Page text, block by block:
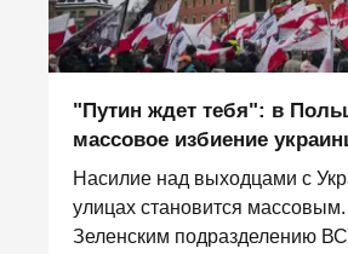
"Путин ждет тебя": в
массовое избиение
Насилие над выходцами с
улицах становится
Зеленским подразделению